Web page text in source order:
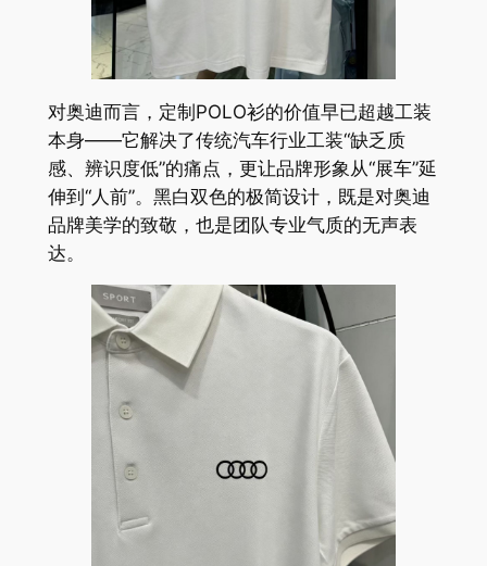
对奥迪而言，定制POLO衫的价值早已超越工装
本身——它解决了传统汽车行业工装“缺乏质
感、辨识度低”的痛点，更让品牌形象从“展车”延
伸到“人前”。黑白双色的极简设计，既是对奥迪
品牌美学的致敬，也是团队专业气质的无声表
达。